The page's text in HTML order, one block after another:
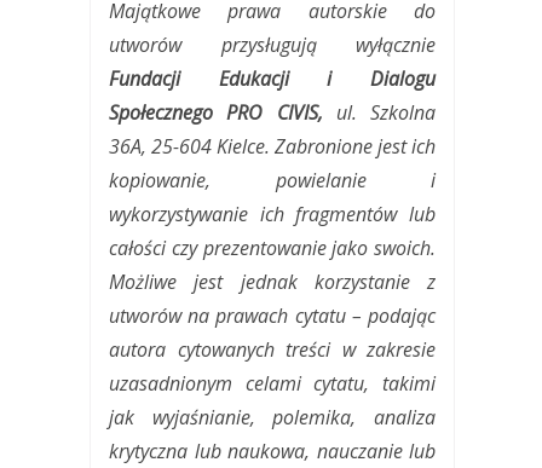
Majątkowe prawa autorskie do
utworów przysługują wyłącznie
Fundacji Edukacji i Dialogu
Społecznego PRO CIVIS, ul. Szkolna
36A, 25-604 Kielce. Zabronione jest ich
kopiowanie, powielanie i
wykorzystywanie ich fragmentów lub
całości czy prezentowanie jako swoich.
Możliwe jest jednak korzystanie z
utworów na prawach cytatu – podając
autora cytowanych treści w zakresie
uzasadnionym celami cytatu, takimi
jak wyjaśnianie, polemika, analiza
krytyczna lub naukowa, nauczanie lub